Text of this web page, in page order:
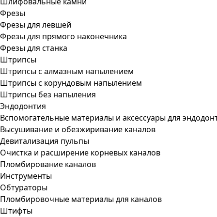
Фрезы
Фрезы для левшей
Фрезы для прямого наконечника
Фрезы для станка
Штрипсы
Штрипсы c алмазным напылением
Штрипсы c корундовым напылением
Штрипсы без напыления
Эндодонтия
Вспомогательные материалы и аксессуары для
Высушивание и обезжиривание каналов
Девитализация пульпы
Очистка и расширение корневых каналов
Пломбирование каналов
Инструменты
Обтураторы
Пломбировочные материалы для каналов
Штифты